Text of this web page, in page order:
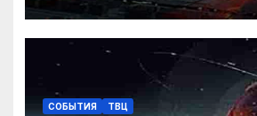
СОБЫТИЯ ТВЦ